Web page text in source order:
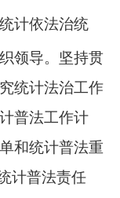
计依法治统
领导。坚持贯
统计法治工作
普法工作计
和统计普法重
计普法责任